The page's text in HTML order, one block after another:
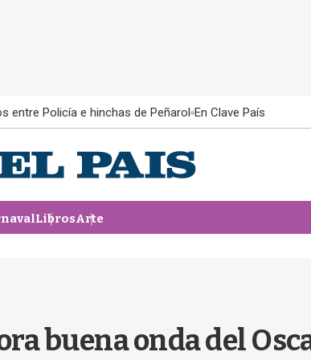
entre Policía e hinchas de Peñarol En Clave País
LibrosArte
buena onda del